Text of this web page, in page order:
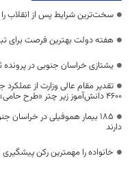
سخت‌ترین شرایط پس از انقلاب
هفته دولت بهترین فرصت برای
یشتازی خراسان جنوبی در پرونده
تقدیر مقام عالی وزارت از
۴۶۰۰ دانش‌آموز زیر چتر «طرح حامی»
۱۸۵ بیمار هموفیلی در
دارند
خانواده را مهمترین رکن